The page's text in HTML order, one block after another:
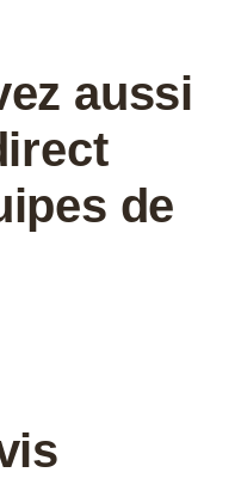
aussi
de